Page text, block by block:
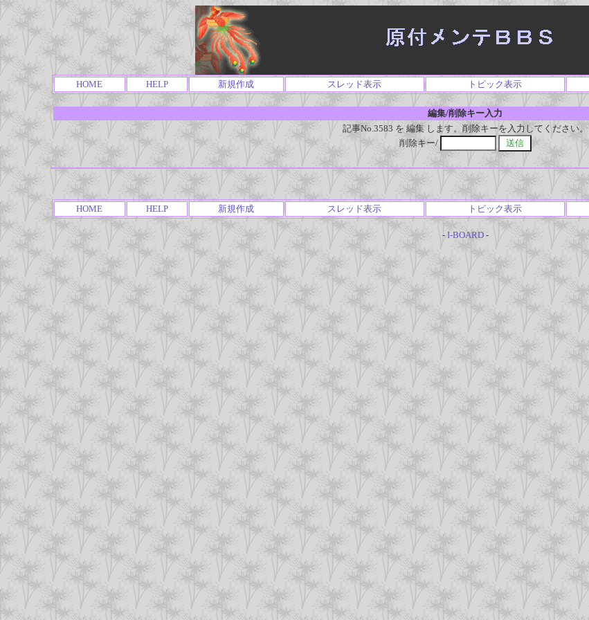
HOME HELP 新規作成 スレッド表示 トピック表示
編集/削除キー入力
記事No.3583 を 編集 します。削除キーを入力してください。
削除キー/
HOME HELP 新規作成 スレッド表示 トピック表示
- I-BOARD-